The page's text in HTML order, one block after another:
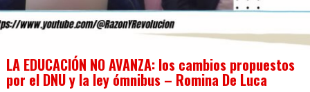
LA EDUCACIÓN NO AVANZA: los cambios propuestos
por el DNU y la ley ómnibus – Romina De Luca